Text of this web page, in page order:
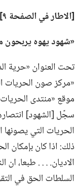
‏[الاطارفيالصفحة ٩]‏
‏«شهود يهوه
تحت العنوان «حرية
«مركز صون الحريات
الحريات التي يصونها
ذلك:‏ اذا كان بإمكان
الاديان.‏ .‏ .‏ .‏ طبعا،‏
السلطات الحق في